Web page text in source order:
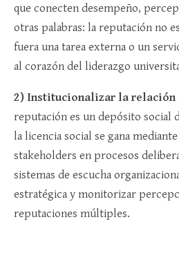
que conecten desempeño,
otras palabras: la reputación no
fuera una tarea externa o un
al corazón del liderazgo
2) Institucionalizar la relación
reputación es un depósito social
la licencia social se gana
stakeholders en procesos
sistemas de escucha
estratégica y monitorizar
reputaciones múltiples.